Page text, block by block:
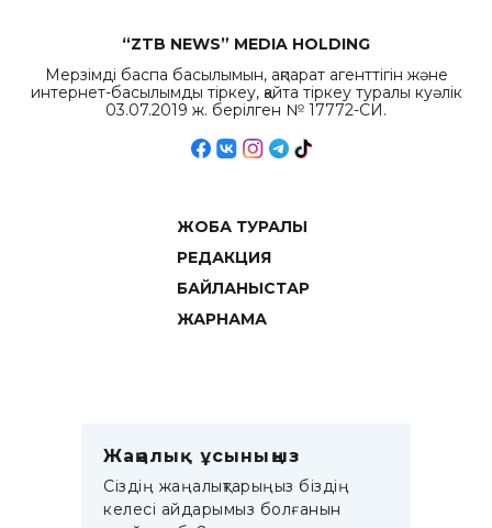
“ZTB NEWS” MEDIA HOLDING
Мерзімді баспа басылымын, ақпарат агенттігін және
интернет-басылымды тіркеу, қайта тіркеу туралы куәлік
03.07.2019 ж. берілген № 17772-СИ.
ЖОБА ТУРАЛЫ
РЕДАКЦИЯ
БАЙЛАНЫСТАР
ЖАРНАМА
Жаңалық ұсыныңыз
Сіздің жаңалықтарыңыз біздің
келесі айдарымыз болғанын